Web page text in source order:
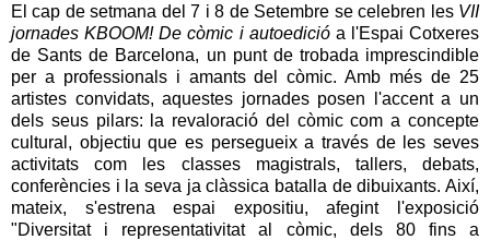
El cap de setmana del 7 i 8 de Setembre se celebren les VII
jornades KBOOM! De còmic i autoedicióa l'Espai Cotxeres
de Sants de Barcelona, un punt de trobada imprescindible
per a professionals i amants del còmic. Amb més de 25
artistes convidats, aquestes jornades posen l'accent a un
dels seus pilars: la revaloració del còmic com a concepte
cultural, objectiu que es persegueix a través de les seves
activitats com les classes magistrals, tallers, debats,
conferències i la seva ja clàssica batalla de dibuixants. Així,
mateix, s'estrena espai expositiu, afegint l'exposició
"Diversitat i representativitat al còmic, dels 80 fins a